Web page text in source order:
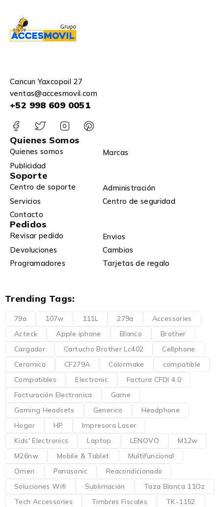
Cancun Yaxcopoil 27
ventas@accesmovil.com
+52 998 609 0051
Quienes Somos
Quienes somos
Marcas
Publicidad
Soporte
Centro de soporte
Administración
Servicios
Centro de seguridad
Contacto
Pedidos
Revisar pedido
Envios
Devoluciones
Cambios
Programadores
Tarjetas de regalo
Trending Tags:
79a 107w 111L 279a
Accessories
Acteck
Apple iphone Blanco
Brother
Cargador
Cartucho Brother Lc402
Cellphone
Ceramica
CF279A Colormake
compatible
Compatibles
Electronic
Factura CFDI 4.0
Facturación Electronica
Game
Gaming Headsets
Generico
Headphone
Hogar
HP
Impresora Laser
Kids' Electronics
Laptop LENOVO
M12w
M26nw
Mobile & Tablet
Multifuncional
Omen
Panasonic
Reacondicionado
Soluciones Wifi
Sublimación
Taza Blanca 11Oz
Tech Accessories
Timbres Fiscales TK-1152